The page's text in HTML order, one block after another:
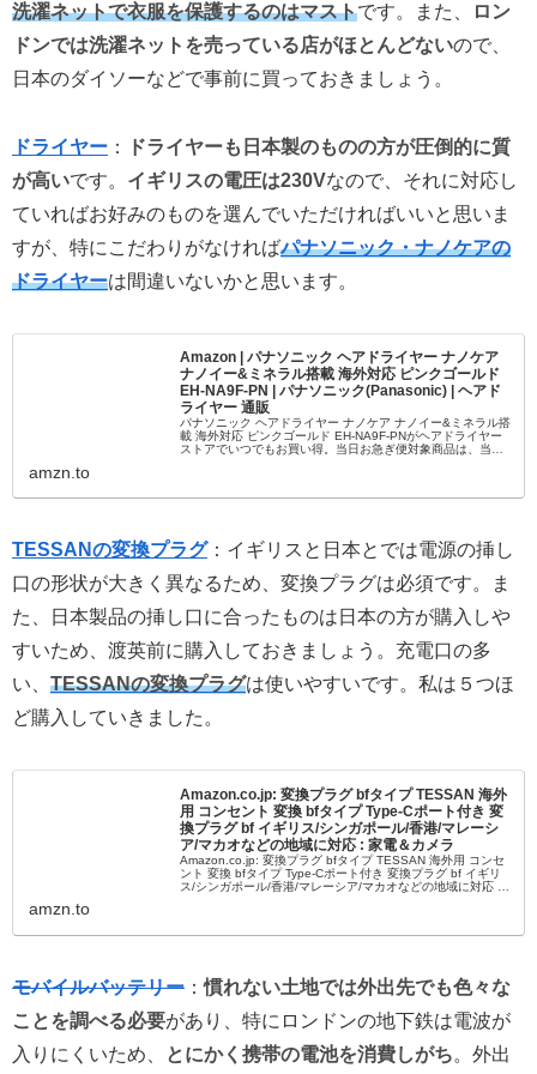
洗濯ネットで衣服を保護するのはマストです。また、
ロン
ドンでは洗濯ネットを売っている店がほとんどないので、
日本のダイソーなどで事前に買っておきましょう。
ドライヤー ：
ドライヤーも日本製のものの方が圧倒的に質
が高いです。 イギリスの電圧は230Vなので、それに対応し
ていればお好みのものを選んでいただければいいと思いま
すが、特にこだわりがなければパナソニック・ナノケアの
ドライヤーは間違いないかと思います。
Amazon | パナソニック ヘアドライヤー ナノケア
ナノイー&ミネラル搭載 海外対応 ピンクゴールド
EH-NA9F-PN | パナソニック(Panasonic) | ヘアド
ライヤー 通販
パナソニック ヘアドライヤー ナノケア ナノイー&ミネラル搭
載 海外対応 ピンクゴールド EH-NA9F-PNがヘアドライヤー
ストアでいつでもお買い得。当日お急ぎ便対象商品は、当日
amzn.to
TESSANの変換プラグ：イギリスと日本とでは電源の挿し
口の形状が大きく異なるため、変換プラグは必須です。ま
た、日本製品の挿し口に合ったものは日本の方が購入しや
すいため、渡英前に購入しておきましょう。充電口の多
い、 TESSANの変換プラグは使いやすいです。私は５つほ
ど購入していきました。
Amazon.co.jp: 変換プラグ bfタイプ TESSAN 海外
用 コンセント 変換 bfタイプ Type-Cポート付き 変
換プラグ bf イギリス/シンガポール/香港/マレーシ
ア/マカオなどの地域に対応 : 家電＆カメラ
Amazon.co.jp: 変換プラグ bfタイプ TESSAN 海外用 コンセ
ント 変換 bfタイプ Type-Cポート付き 変換プラグ bf イギリ
ス/シンガポール/香港/マレーシア/マカオなどの地域に対応 :
amzn.to
モバイルバッテリー ：慣れない土地では外出先でも色々な
ことを調べる必要があり、特にロンドンの地下鉄は電波が
入りにくいため、
とにかく携帯の電池を消費しがち。外出